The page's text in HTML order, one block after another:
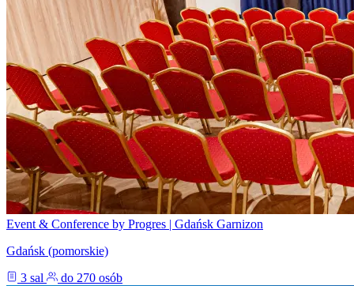
Event & Conference by Progres | Gdańsk Garnizon
Gdańsk (pomorskie)
3 sal
do 270 osób